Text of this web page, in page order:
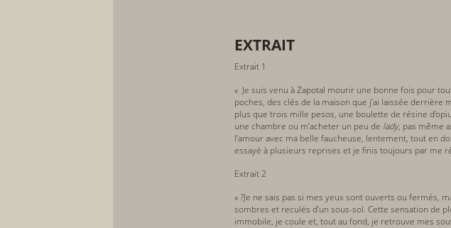
EXTRAIT
Extrait 1
« Je suis venu à Zapotal mourir une bonne fois pour
poches, des clés de la maison que j’ai laissée
plus que trois mille pesos, une boulette de résine
une chambre ou m’acheter un peu de lady, pas même
l’amour avec ma belle faucheuse, lentement, tout en
essayé à plusieurs reprises et je finis toujours par me
Extrait 2
« ?Je ne sais pas si mes yeux sont ouverts ou fermés,
sombres et reculés d’un sous-sol. Cette sensation de
immobile, je coule et, tout au fond, je retrouve mes